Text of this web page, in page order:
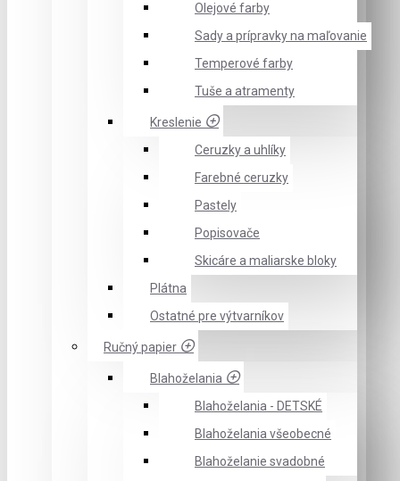
Olejové farby
Sady a prípravky na maľovanie
Temperové farby
Tuše a atramenty
Kreslenie
Ceruzky a uhlíky
Farebné ceruzky
Pastely
Popisovače
Skicáre a maliarske bloky
Plátna
Ostatné pre výtvarníkov
Ručný papier
Blahoželania
Blahoželania - DETSKÉ
Blahoželania všeobecné
Blahoželanie svadobné